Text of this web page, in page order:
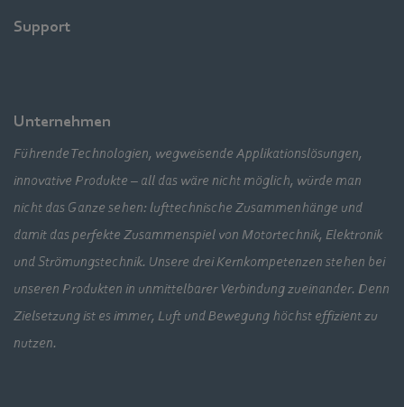
Support
Unternehmen
Führende Technologien, wegweisende Applikationslösungen,
innovative Produkte – all das wäre nicht möglich, würde man
nicht das Ganze sehen: lufttechnische Zusammenhänge und
damit das perfekte Zusammenspiel von Motortechnik, Elektronik
und Strömungstechnik. Unsere drei Kernkompetenzen stehen bei
unseren Produkten in unmittelbarer Verbindung zueinander. Denn
Zielsetzung ist es immer, Luft und Bewegung höchst effizient zu
nutzen.